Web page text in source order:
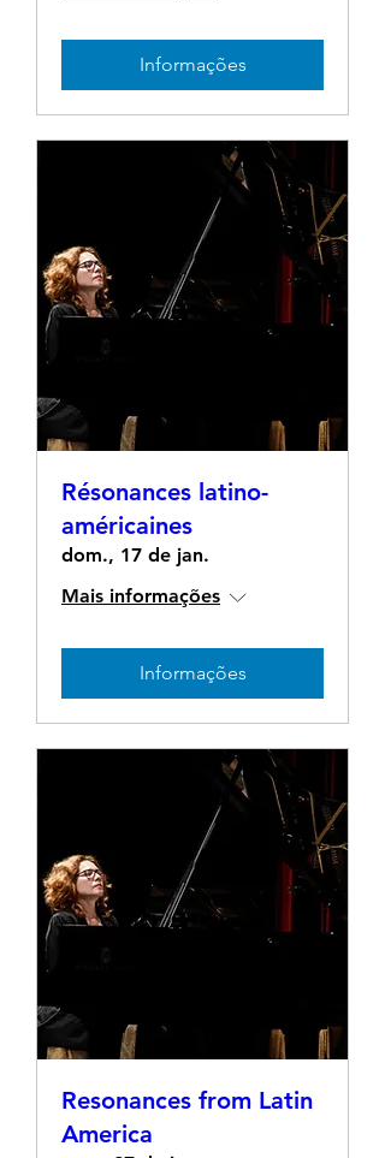
Informações
Résonances latino-
américaines
dom., 17 de jan.
Mais informações
Informações
Resonances from Latin
America